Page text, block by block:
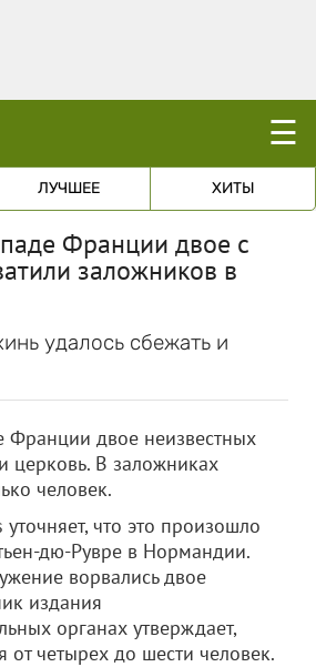
☰
ЛУЧШЕЕ ХИТЫ
Франции двое с
заложников в
удалось сбежать и
Франции двое неизвестных
церковь. В заложниках
человек.
уточняет, что это произошло
дю-Рувре в Нормандии.
ворвались двое
издания
органах утверждает,
от четырех до шести человек.